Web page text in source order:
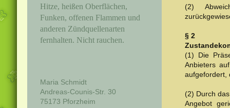
(2)
§ 2
(1) Die
Anbieters
aufgefordert,
(2) Durch
Angebot
Hitze, heißen Oberflächen,
Funken, offenen Flammen und
anderen Zündquellenarten
fernhalten. Nicht rauchen.
Maria Schmidt
Andreas-Counis-Str. 30
75173 Pforzheim